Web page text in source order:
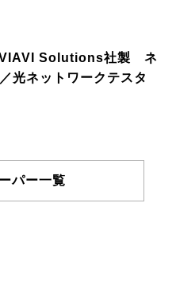
VIAVI Solutions社製 ネ
光ネットワークテスタ
パー一覧